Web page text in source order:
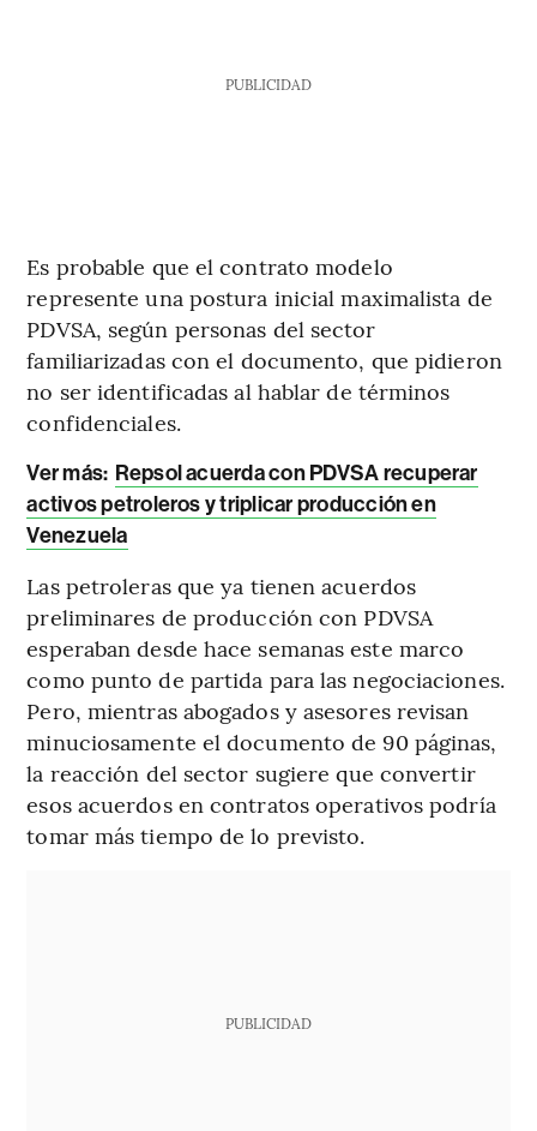
PUBLICIDAD
Es probable que el contrato modelo
represente una postura inicial maximalista de
PDVSA, según personas del sector
familiarizadas con el documento, que pidieron
no ser identificadas al hablar de términos
confidenciales.
Ver más: Repsol acuerda con PDVSA recuperar
activos petroleros y triplicar producción en
Venezuela
Las petroleras que ya tienen acuerdos
preliminares de producción con PDVSA
esperaban desde hace semanas este marco
como punto de partida para las negociaciones.
Pero, mientras abogados y asesores revisan
minuciosamente el documento de 90 páginas,
la reacción del sector sugiere que convertir
esos acuerdos en contratos operativos podría
tomar más tiempo de lo previsto.
PUBLICIDAD